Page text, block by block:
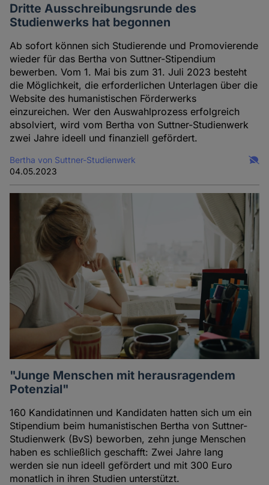
Dritte Ausschreibungsrunde des
Studienwerks hat begonnen
Ab sofort können sich Studierende und Promovierende
wieder für das Bertha von Suttner-Stipendium
bewerben. Vom 1. Mai bis zum 31. Juli 2023 besteht
die Möglichkeit, die erforderlichen Unterlagen über die
Website des humanistischen Förderwerks
einzureichen. Wer den Auswahlprozess erfolgreich
absolviert, wird vom Bertha von Suttner-Studienwerk
zwei Jahre ideell und finanziell gefördert.
Bertha von Suttner-Studienwerk
04.05.2023
"Junge Menschen mit herausragendem
Potenzial"
160 Kandidatinnen und Kandidaten hatten sich um ein
Stipendium beim humanistischen Bertha von Suttner-
Studienwerk (BvS) beworben, zehn junge Menschen
haben es schließlich geschafft: Zwei Jahre lang
werden sie nun ideell gefördert und mit 300 Euro
monatlich in ihren Studien unterstützt.